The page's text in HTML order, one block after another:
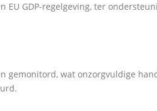
GDP-regelgeving, ter
gemonitord, wat onzorgvuldige